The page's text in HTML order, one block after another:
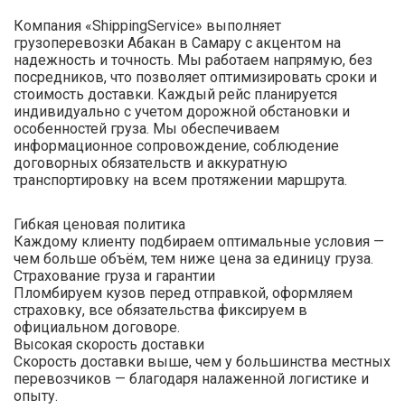
Компания «ShippingService» выполняет
грузоперевозки Абакан в Самару с акцентом на
надежность и точность. Мы работаем напрямую, без
посредников, что позволяет оптимизировать сроки и
стоимость доставки. Каждый рейс планируется
индивидуально с учетом дорожной обстановки и
особенностей груза. Мы обеспечиваем
информационное сопровождение, соблюдение
договорных обязательств и аккуратную
транспортировку на всем протяжении маршрута.
Гибкая ценовая политика
Каждому клиенту подбираем оптимальные условия —
чем больше объём, тем ниже цена за единицу груза.
Страхование груза и гарантии
Пломбируем кузов перед отправкой, оформляем
страховку, все обязательства фиксируем в
официальном договоре.
Высокая скорость доставки
Скорость доставки выше, чем у большинства местных
перевозчиков — благодаря налаженной логистике и
опыту.